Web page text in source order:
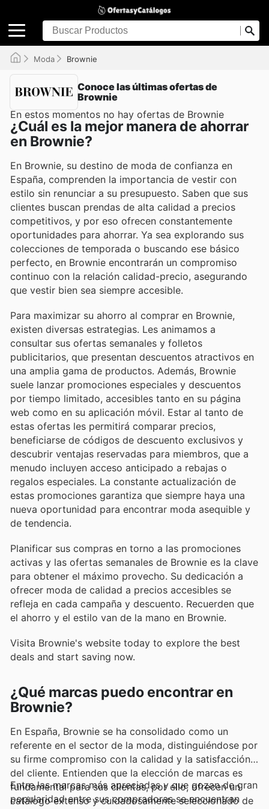
Moda Brownie
Conoce las últimas ofertas de
Brownie
En estos momentos no hay ofertas de Brownie
¿Cuál es la mejor manera de ahorrar
en Brownie?
En Brownie, su destino de moda de confianza en
España, comprenden la importancia de vestir con
estilo sin renunciar a su presupuesto. Saben que sus
clientes buscan prendas de alta calidad a precios
competitivos, y por eso ofrecen constantemente
oportunidades para ahorrar. Ya sea explorando sus
colecciones de temporada o buscando ese básico
perfecto, en Brownie encontrarán un compromiso
continuo con la relación calidad-precio, asegurando
que vestir bien sea siempre accesible.
Para maximizar su ahorro al comprar en Brownie,
existen diversas estrategias. Les animamos a
consultar sus ofertas semanales y folletos
publicitarios, que presentan descuentos atractivos en
una amplia gama de productos. Además, Brownie
suele lanzar promociones especiales y descuentos
por tiempo limitado, accesibles tanto en su página
web como en su aplicación móvil. Estar al tanto de
estas ofertas les permitirá comparar precios,
beneficiarse de códigos de descuento exclusivos y
descubrir ventajas reservadas para miembros, que a
menudo incluyen acceso anticipado a rebajas o
regalos especiales. La constante actualización de
estas promociones garantiza que siempre haya una
nueva oportunidad para encontrar moda asequible y
de tendencia.
Planificar sus compras en torno a las promociones
activas y las ofertas semanales de Brownie es la clave
para obtener el máximo provecho. Su dedicación a
ofrecer moda de calidad a precios accesibles se
refleja en cada campaña y descuento. Recuerden que
el ahorro y el estilo van de la mano en Brownie.
Visita Brownie's website today to explore the best
deals and start saving now.
¿Qué marcas puedo encontrar en
Brownie?
En España, Brownie se ha consolidado como un
referente en el sector de la moda, distinguiéndose por
su firme compromiso con la calidad y la satisfacción
del cliente. Entienden que la elección de marcas es
fundamental para sus clientas, por ello, ofrecen un
catálogo extenso y cuidadosamente seleccionado de
Entre las marcas más apreciadas y que gozan de gran
popularidad entre sus compradoras se encuentran